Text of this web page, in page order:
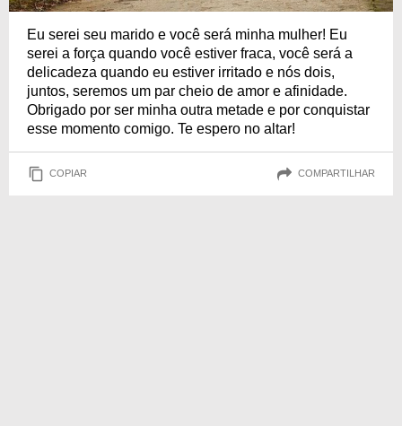
Eu serei seu marido e você será minha mulher! Eu
serei a força quando você estiver fraca, você será a
delicadeza quando eu estiver irritado e nós dois,
juntos, seremos um par cheio de amor e afinidade.
Obrigado por ser minha outra metade e por conquistar
esse momento comigo. Te espero no altar!
COPIAR COMPARTILHAR